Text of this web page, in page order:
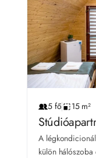
5 fő 15 m²
A
külön